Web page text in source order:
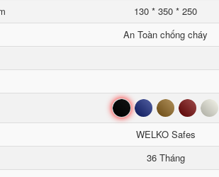
130 * 350 * 250
An Toàn chống cháy
Đen Xanh Nâu Đỏ Trắng
WELKO Safes
36 Tháng